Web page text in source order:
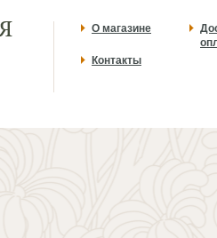
О магазине
Контакты